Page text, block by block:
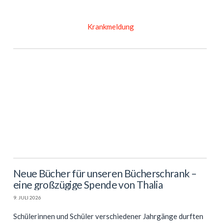
Krankmeldung
Neue Bücher für unseren Bücherschrank –
eine großzügige Spende von Thalia
9. JULI 2026
Schülerinnen und Schüler verschiedener Jahrgänge durften